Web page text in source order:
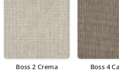
Boss 2 Crema Boss 4